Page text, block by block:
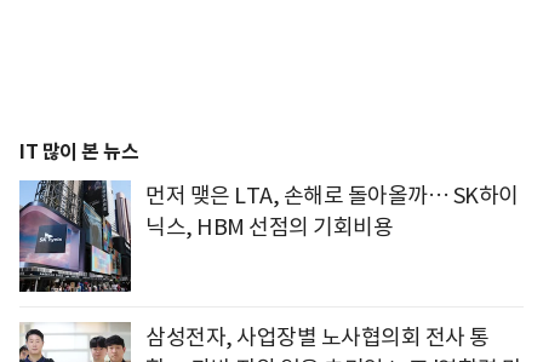
IT 많이 본 뉴스
먼저 맺은 LTA, 손해로 돌아올까… SK하이
닉스, HBM 선점의 기회비용
삼성전자, 사업장별 노사협의회 전사 통